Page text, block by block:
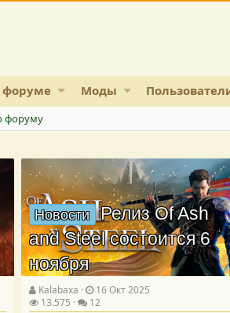
форуме Моды
форуму
Новости Релиз Of Ash
and Steel состоится 6
ноября
Kalabaxa
16 Окт 2025
13.575
12